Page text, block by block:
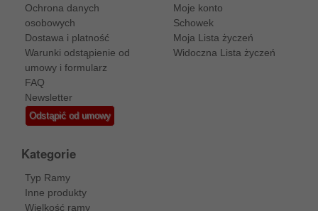
Ochrona danych
osobowych
Dostawa i platność
Warunki odstąpienie od
umowy i formularz
FAQ
Newsletter
Odstąpić od umowy
Moje konto
Schowek
Moja Lista życzeń
Widoczna Lista życzeń
Kategorie
Typ Ramy
Inne produkty
Wielkość ramy